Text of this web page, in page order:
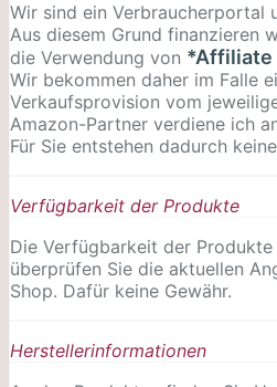
Wir sind ein Verbraucherportal
Aus diesem Grund finanzieren
die Verwendung von *Affiliate
Wir bekommen daher im Falle
Verkaufsprovision vom
Amazon-Partner verdiene ich
Für Sie entstehen dadurch
Verfügbarkeit der Produkte
Die Verfügbarkeit der
überprüfen Sie die aktuellen
Shop. Dafür keine Gewähr.
Herstellerinformationen